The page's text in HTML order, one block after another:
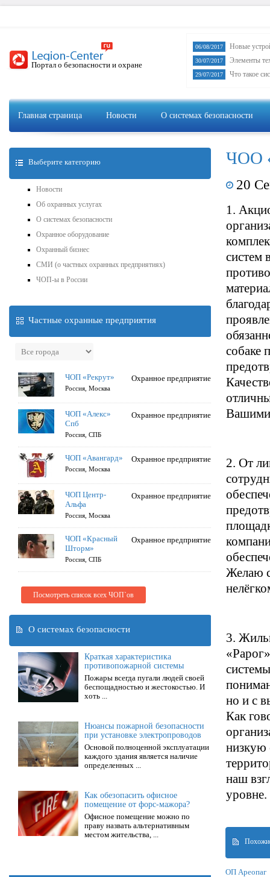
Портал о безопасности и охране
06/08/2017 Новые
30/07/2017 Элементы
29/07/2017 Что такое
Главная страница Новости О системах безопасности
ЧОО
20
1.
систем
собаке
Вашими
2. От
Желаю
3.
но и с
Как
низкую
наш
уровне.
ОП Ареопаг
Выберите категорию
Новости
Об охранных услугах
О системах безопасности
Охранное оборудование
Охранный бизнес
СМИ (о частных охранных предприятиях)
ЧОП-ы в России
Частные охранные предприятия
Охранное предприятие
ЧОП «Рекрут»
Россия, Москва
Охранное предприятие
ЧОП «Алекс»
Спб
Россия, СПБ
Охранное предприятие
ЧОП «Авангард»
Россия, Москва
Охранное предприятие
ЧОП Центр-
Альфа
Россия, Москва
Охранное предприятие
ЧОП «Красный
Шторм»
Россия, СПБ
Посмотреть список всех ЧОП`ов
О системах безопасности
Краткая характеристика
противопожарной системы
Пожары всегда пугали людей своей
беспощадностью и жестокостью. И
хоть ...
Нюансы пожарной безопасности
при установке электропроводов
Основой полноценной эксплуатации
каждого здания является наличие
определенных ...
Как обезопасить офисное
помещение от форс-мажора?
Офисное помещение можно по
праву назвать альтернативным
местом жительства, ...